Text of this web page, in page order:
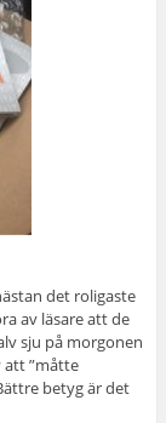
det roligaste
av läsare att de
sju på morgonen
att ”måtte
betyg är det